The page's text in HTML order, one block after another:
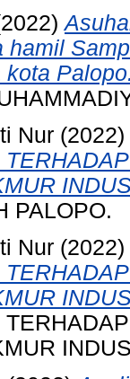
hamil
kota
Nur (2022)
PALOPO.
Nur (2022)